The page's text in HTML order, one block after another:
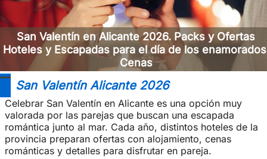
San Valentín en Alicante 2026. Packs y Ofertas
Hoteles y Escapadas para el día de los
Cenas
San Valentín Alicante 2026
Celebrar San Valentín en Alicante es una opción muy
valorada por las parejas que buscan una escapada
romántica junto al mar. Cada año, distintos hoteles de la
provincia preparan ofertas con alojamiento, cenas
románticas y detalles para disfrutar en pareja.